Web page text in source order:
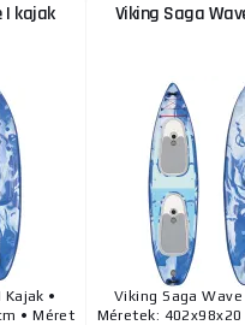
a vízen.
és vágj bele egy
I kajak
•
• Méret
Viking Saga
Viking Saga Wave
Méretek: